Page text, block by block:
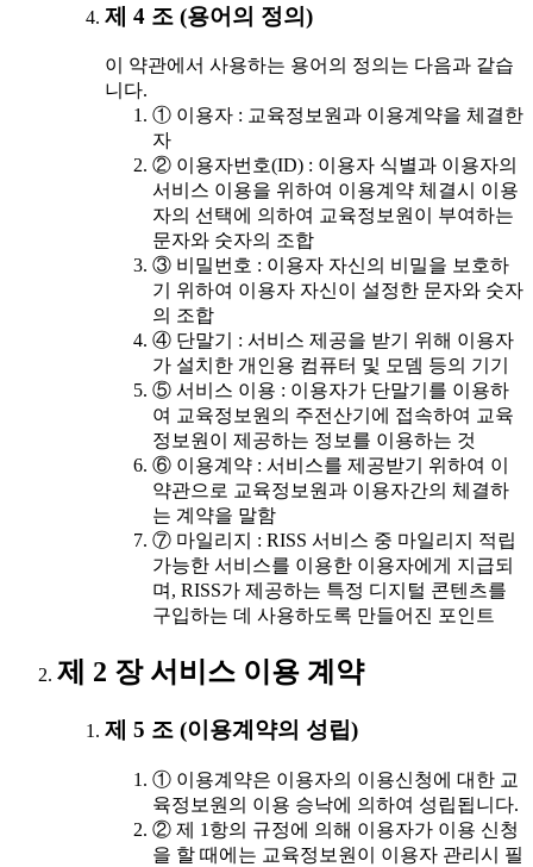
제 4 조 (용어의 정의)
이 약관에서 사용하는 용어의 정의는 다음과 같습
니다.
① 이용자 : 교육정보원과 이용계약을 체결한
자
② 이용자번호(ID) : 이용자 식별과 이용자의
서비스 이용을 위하여 이용계약 체결시 이용
자의 선택에 의하여 교육정보원이 부여하는
문자와 숫자의 조합
③ 비밀번호 : 이용자 자신의 비밀을 보호하
기 위하여 이용자 자신이 설정한 문자와 숫자
의 조합
④ 단말기 : 서비스 제공을 받기 위해 이용자
가 설치한 개인용 컴퓨터 및 모뎀 등의 기기
⑤ 서비스 이용 : 이용자가 단말기를 이용하
여 교육정보원의 주전산기에 접속하여 교육
정보원이 제공하는 정보를 이용하는 것
⑥ 이용계약 : 서비스를 제공받기 위하여 이
약관으로 교육정보원과 이용자간의 체결하
는 계약을 말함
⑦ 마일리지 : RISS 서비스 중 마일리지 적립
가능한 서비스를 이용한 이용자에게 지급되
며, RISS가 제공하는 특정 디지털 콘텐츠를
구입하는 데 사용하도록 만들어진 포인트
제 2 장 서비스 이용 계약
제 5 조 (이용계약의 성립)
① 이용계약은 이용자의 이용신청에 대한 교
육정보원의 이용 승낙에 의하여 성립됩니다.
② 제 1항의 규정에 의해 이용자가 이용 신청
을 할 때에는 교육정보원이 이용자 관리시 필